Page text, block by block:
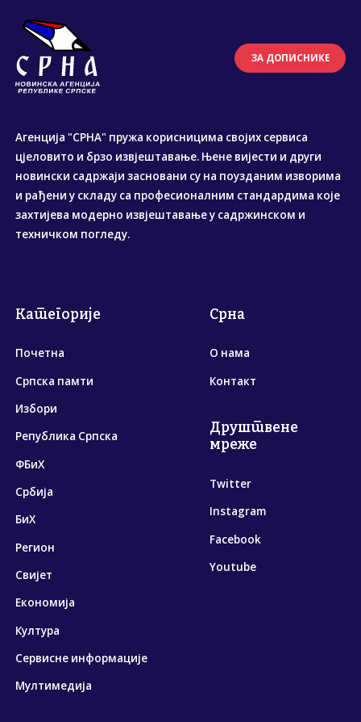
ЗА ДОПИСНИКЕ
Агенција "СРНА" пружа корисницима својих сервиса
цјеловито и брзо извјештавање. Њене вијести и други
новински садржаји засновани су на поузданим изворима
и рађени у складу са професионалним стандардима које
захтијева модерно извјештавање у садржинском и
техничком погледу.
Категорије
Почетна
Српска памти
Избори
Република Српска
ФБиХ
Србија
БиХ
Регион
Свијет
Економија
Култура
Сервисне информације
Мултимедија
Срна
О нама
Контакт
Друштвене
мреже
Twitter
Instagram
Facebook
Youtube